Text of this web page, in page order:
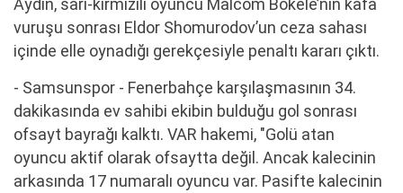
Aydın, sarı-kırmızılı oyuncu Malcom Bokele’nin kafa
vuruşu sonrası Eldor Shomurodov’un ceza sahası
içinde elle oynadığı gerekçesiyle penaltı kararı çıktı.
- Samsunspor - Fenerbahçe karşılaşmasının 34.
dakikasında ev sahibi ekibin bulduğu gol sonrası
ofsayt bayrağı kalktı. VAR hakemi, "Golü atan
oyuncu aktif olarak ofsaytta değil. Ancak kalecinin
arkasında 17 numaralı oyuncu var. Pasifte kalecinin